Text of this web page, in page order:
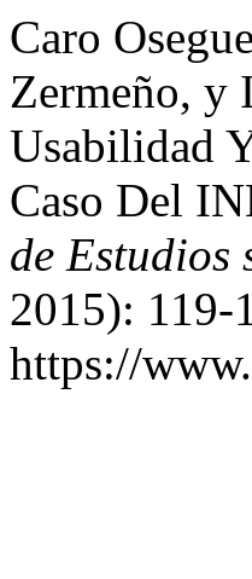
Caro
Zermeño, y
Usabilidad
Caso Del
de Estudios
2015): 119-
https://